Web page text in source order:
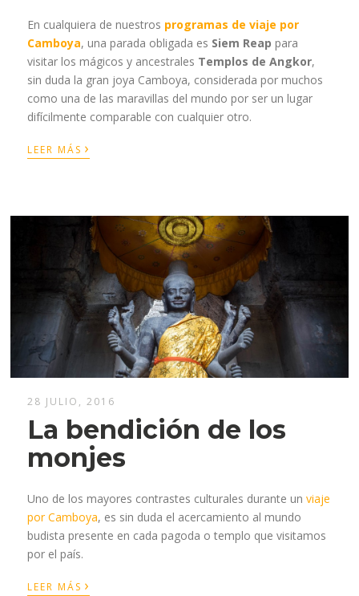
En cualquiera de nuestros programas de viaje por
Camboya, una parada obligada es Siem Reap para
visitar los mágicos y ancestrales Templos de Angkor,
sin duda la gran joya Camboya, considerada por muchos
como una de las maravillas del mundo por ser un lugar
difícilmente comparable con cualquier otro.
LEER MÁS ›
28 JULIO, 2016
La bendición de los
monjes
Uno de los mayores contrastes culturales durante unviaje
por Camboya, es sin duda el acercamiento al mundo
budista presente en cada pagoda o templo que visitamos
por el país.
LEER MÁS ›